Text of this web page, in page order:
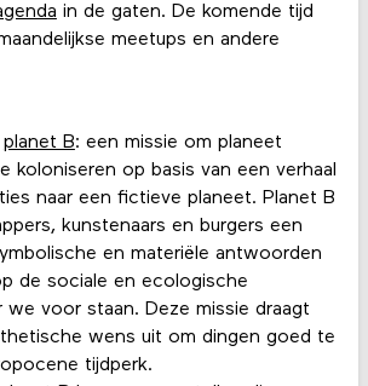
in de gaten. De komende tijd
meetups en andere
planet B: een missie om planeet
koloniseren op basis van een verhaal
naar een fictieve planeet. Planet B
kunstenaars en burgers een
en materiële antwoorden
de sociale en ecologische
we voor staan. Deze missie draagt
wens uit om dingen goed te
tijdperk.